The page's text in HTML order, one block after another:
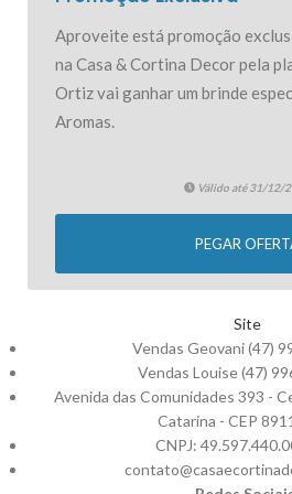
Aproveite está promoção
na Casa & Cortina Decor pela
Ortiz vai ganhar um brinde
Aromas.
Válido até 31/12/
PEGAR
Site
Vendas Geovani (47)
Vendas Louise (47)
Avenida das Comunidades 393 -
Catarina - CEP
CNPJ: